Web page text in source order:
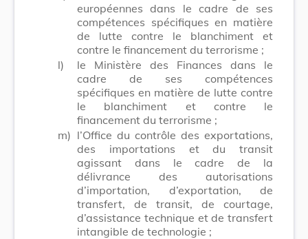
européennes dans le cadre de ses
compétences spécifiques en matière
de lutte contre le blanchiment et
contre le financement du terrorisme ;
l)
le Ministère des Finances dans le
cadre de ses compétences
spécifiques en matière de lutte contre
le blanchiment et contre le
financement du terrorisme ;
m) l’Office du contrôle des exportations,
des importations et du transit
agissant dans le cadre de la
délivrance des autorisations
d’importation, d’exportation, de
transfert, de transit, de courtage,
d’assistance technique et de transfert
intangible de technologie ;